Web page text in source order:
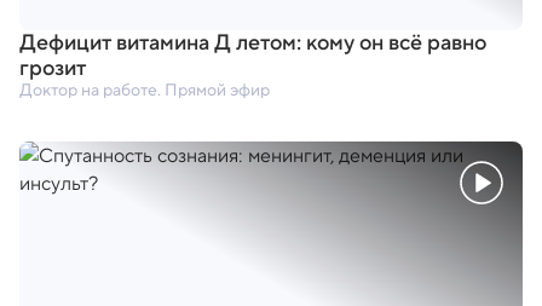
Дефицит витамина Д летом: кому он всё равно
грозит
Доктор на работе. Прямой эфир